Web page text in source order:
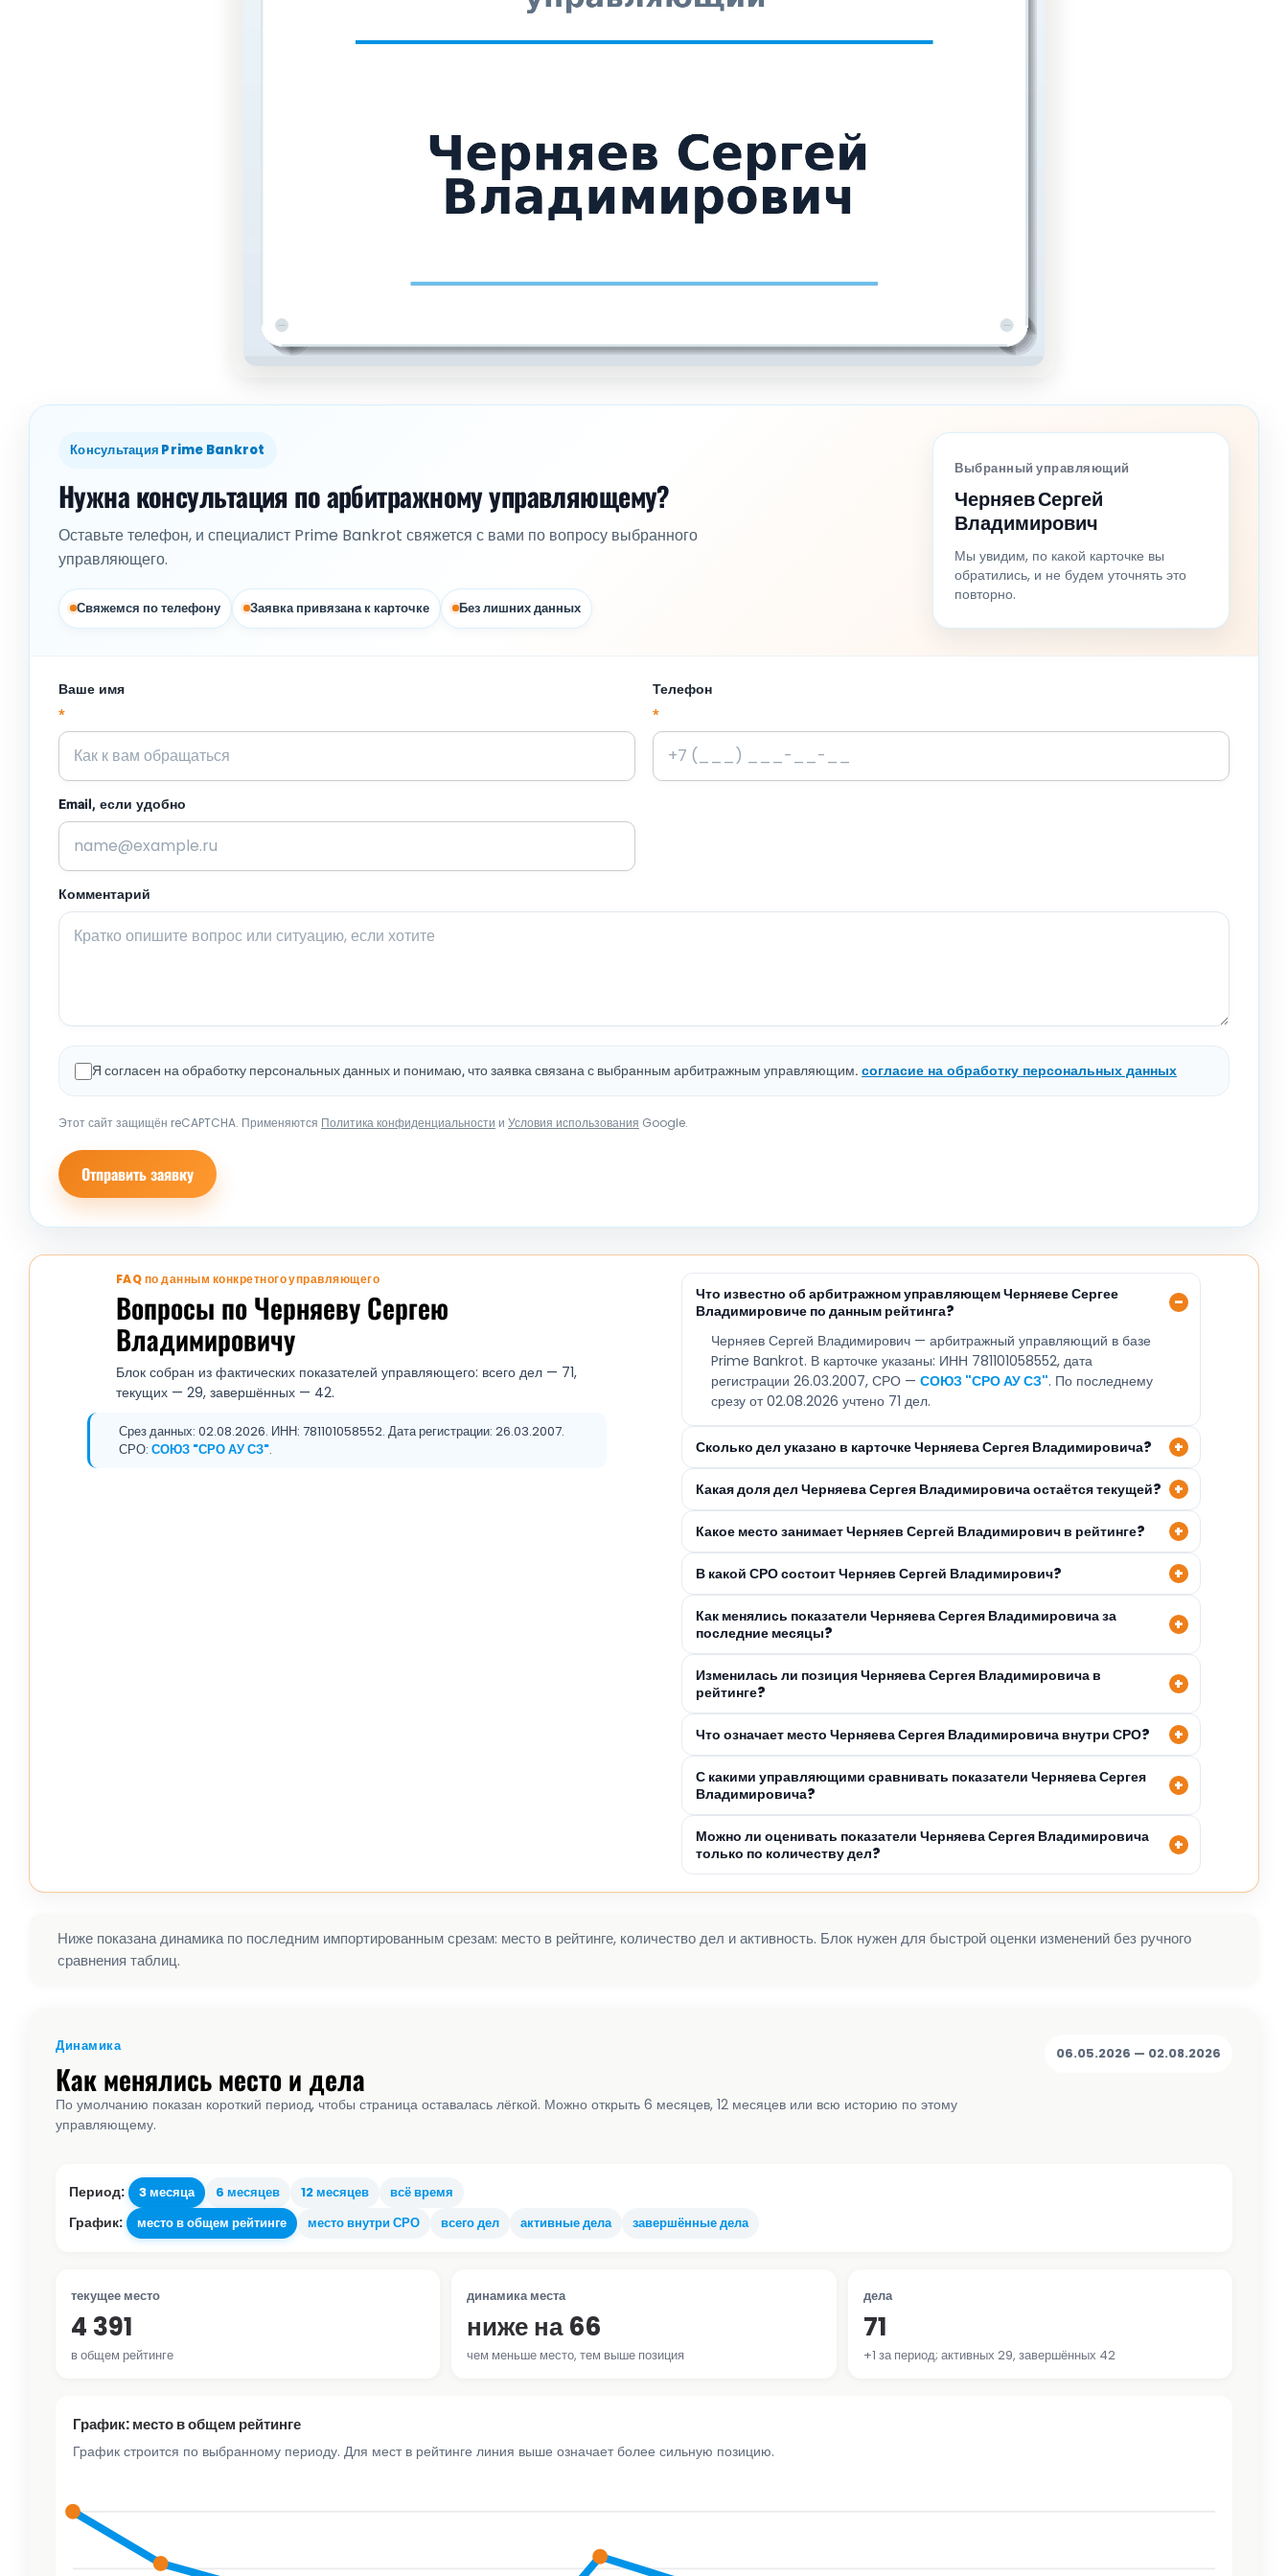
Консультация Prime Bankrot
Нужна консультация по арбитражному управляющему?
Оставьте телефон, и специалист Prime Bankrot свяжется с вами по вопросу выбранного
управляющего.
Свяжемся по телефону Заявка привязана к карточке Без лишних данных
Выбранный управляющий
Черняев Сергей
Владимирович
Мы увидим, по какой карточке вы
обратились, и не будем уточнять это
повторно.
Ваше имя
*
Телефон
*
Email, если удобно
Комментарий
Я согласен на обработку персональных данных и понимаю, что заявка связана с выбранным арбитражным управляющим.согласие на обработку персональных данных
Этот сайт защищён reCAPTCHA. Применяются Политика конфиденциальности и Условия использования Google.
Отправить заявку
FAQ по данным конкретного управляющего
Вопросы по Черняеву Сергею
Владимировичу
Блок собран из фактических показателей управляющего: всего дел — 71,
текущих — 29, завершённых — 42.
Срез данных: 02.08.2026. ИНН: 781101058552. Дата регистрации: 26.03.2007.
СРО: СОЮЗ "СРО АУ СЗ".
Что известно об арбитражном управляющем Черняеве Сергее
Владимировиче по данным рейтинга?
Черняев Сергей Владимирович — арбитражный управляющий в базе
Prime Bankrot. В карточке указаны: ИНН 781101058552, дата
регистрации 26.03.2007, СРО — СОЮЗ "СРО АУ СЗ". По последнему
срезу от 02.08.2026 учтено 71 дел.
Сколько дел указано в карточке Черняева Сергея Владимировича?
Какая доля дел Черняева Сергея Владимировича остаётся текущей?
Какое место занимает Черняев Сергей Владимирович в рейтинге?
В какой СРО состоит Черняев Сергей Владимирович?
Как менялись показатели Черняева Сергея Владимировича за
последние месяцы?
Изменилась ли позиция Черняева Сергея Владимировича в
рейтинге?
Что означает место Черняева Сергея Владимировича внутри СРО?
С какими управляющими сравнивать показатели Черняева Сергея
Владимировича?
Можно ли оценивать показатели Черняева Сергея Владимировича
только по количеству дел?
Ниже показана динамика по последним импортированным срезам: место в рейтинге, количество дел и активность. Блок нужен для быстрой оценки изменений без ручного
сравнения таблиц.
Динамика
Как менялись место и дела
По умолчанию показан короткий период, чтобы страница оставалась лёгкой. Можно открыть 6 месяцев, 12 месяцев или всю историю по этому
управляющему.
06.05.2026 — 02.08.2026
Период: 3 месяца 6 месяцев 12 месяцев всё время
График: место в общем рейтинге место внутри СРО всего дел активные дела завершённые дела
текущее место
4 391
в общем рейтинге
динамика места
ниже на 66
чем меньше место, тем выше позиция
дела
71
+1 за период; активных 29, завершённых 42
График: место в общем рейтинге
График строится по выбранному периоду. Для мест в рейтинге линия выше означает более сильную позицию.